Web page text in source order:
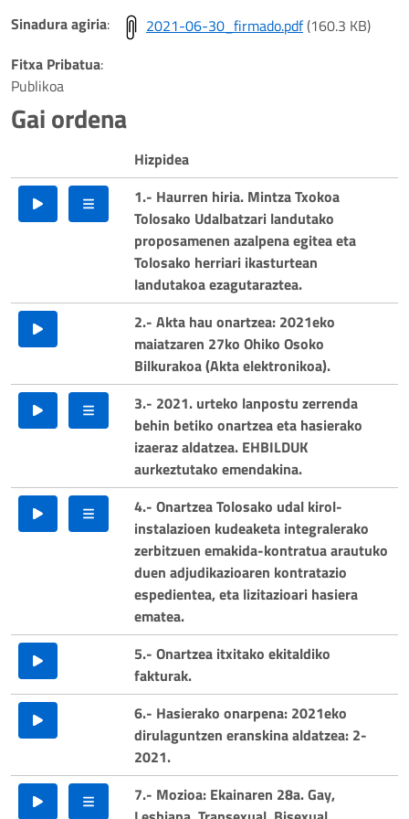
Sinadura agiria: 2021-06-30_firmado.pdf(160.3 KB)
Fitxa Pribatua:
Publikoa
Gai ordena
Hizpidea
1.- Haurren hiria. Mintza Txokoa
Tolosako Udalbatzari landutako
proposamenen azalpena egitea eta
Tolosako herriari ikasturtean
landutakoa ezagutaraztea.
2.- Akta hau onartzea: 2021eko
maiatzaren 27ko Ohiko Osoko
Bilkurakoa (Akta elektronikoa).
3.- 2021. urteko lanpostu zerrenda
behin betiko onartzea eta hasierako
izaeraz aldatzea. EHBILDUK
aurkeztutako emendakina.
4.- Onartzea Tolosako udal kirol-
instalazioen kudeaketa integralerako
zerbitzuen emakida-kontratua arautuko
duen adjudikazioaren kontratazio
espedientea, eta lizitazioari hasiera
ematea.
5.- Onartzea itxitako ekitaldiko
fakturak.
6.- Hasierako onarpena: 2021eko
dirulaguntzen eranskina aldatzea: 2-
2021.
7.- Mozioa: Ekainaren 28a. Gay,